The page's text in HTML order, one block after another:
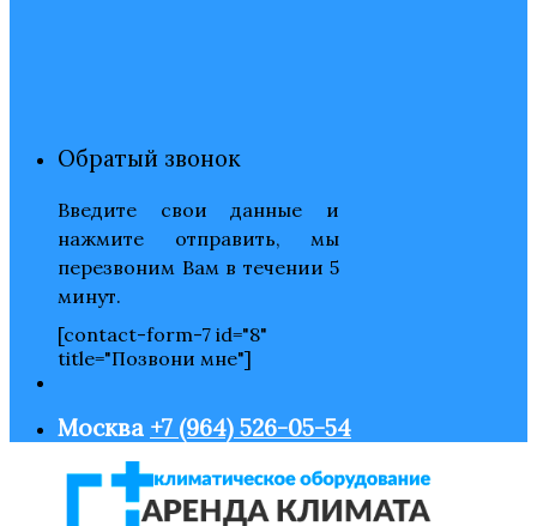
Обратый звонок
Введите свои данные и
нажмите отправить, мы
перезвоним Вам в течении 5
минут.
[contact-form-7 id="8"
title="Позвони мне"]
Москва +7 (964) 526-05-54